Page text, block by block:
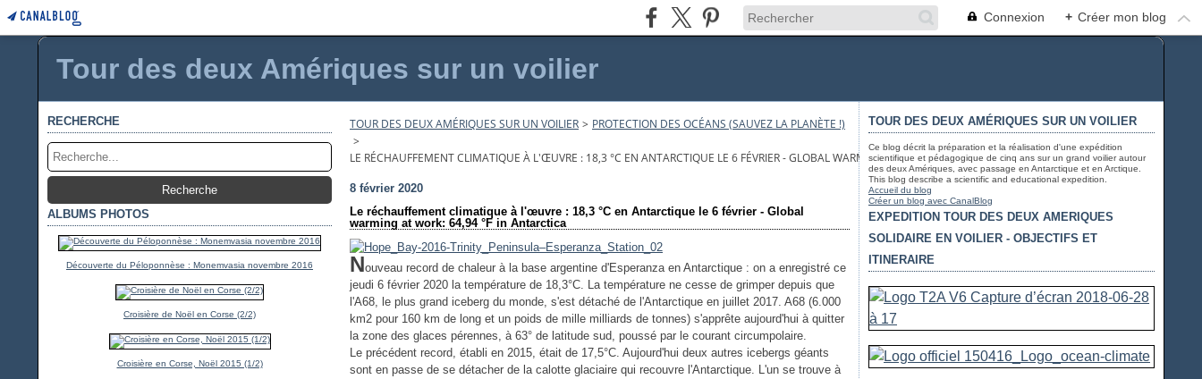
Connexion + Créer mon blog
Tour des deux Amériques sur un voilier
RECHERCHE
ALBUMS PHOTOS
Découverte du Péloponnèse : Monemvasia novembre 2016
Croisière de Noël en Corse (2/2)
Croisière en Corse, Noël 2015 (1/2)
TOUR DES DEUX AMÉRIQUES SUR UN VOILIER > PROTECTION DES OCÉANS (SAUVEZ LA PLANÈTE !)
>
LE RÉCHAUFFEMENT CLIMATIQUE À L'ŒUVRE : 18,3 °C EN ANTARCTIQUE LE 6 FÉVRIER - GLOBAL WARMING AT WORK: 64,94 °F IN ANTARCTICA
8 février 2020
Le réchauffement climatique à l'œuvre : 18,3 °C en Antarctique le 6 février - Global
warming at work: 64,94 °F in Antarctica
Nouveau record de chaleur à la base argentine d'Esperanza en Antarctique : on a enregistré ce
jeudi 6 février 2020 la température de 18,3°C. La température ne cesse de grimper depuis que
l'A68, le plus grand iceberg du monde, s'est détaché de l'Antarctique en juillet 2017. A68 (6.000
km2 pour 160 km de long et un poids de mille milliards de tonnes) s'apprête aujourd'hui à quitter
la zone des glaces pérennes, à 63° de latitude sud, poussé par le courant circumpolaire.
Le précédent record, établi en 2015, était de 17,5°C. Aujourd'hui deux autres icebergs géants
sont en passe de se détacher de la calotte glaciaire qui recouvre l'Antarctique. L'un se trouve à
TOUR DES DEUX AMÉRIQUES SUR UN VOILIER
Ce blog décrit la préparation et la réalisation d'une expédition
scientifique et pédagogique de cinq ans sur un grand voilier autour
des deux Amériques, avec passage en Antarctique et en Arctique.
This blog describe a scientific and educational expedition.
Accueil du blog
Créer un blog avec CanalBlog
EXPEDITION TOUR DES DEUX AMERIQUES
SOLIDAIRE EN VOILIER - OBJECTIFS ET
ITINERAIRE